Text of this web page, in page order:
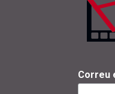
Correu